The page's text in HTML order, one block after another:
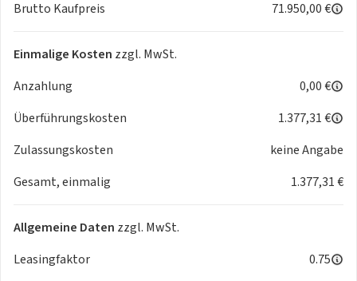
Brutto Kaufpreis
71.950,00 €
Einmalige Kosten zzgl. MwSt.
Anzahlung
0,00 €
Überführungskosten
1.377,31 €
Zulassungskosten
keine Angabe
Gesamt, einmalig
1.377,31 €
Allgemeine Daten zzgl. MwSt.
Leasingfaktor
0.75